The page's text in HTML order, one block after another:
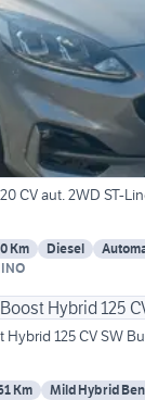
CV aut. 2WD ST-
Km Diesel
Hybrid 125 CV SW
Km Mild Hybrid